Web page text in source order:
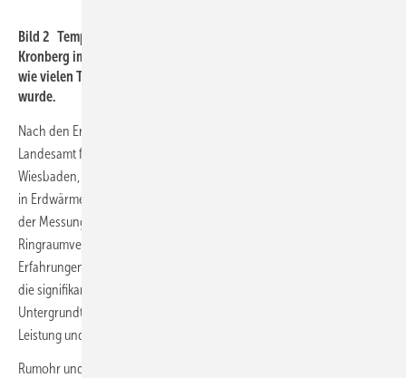
Bild 2 Temperatur-Tiefen-Profile einer Erdwärmesonde in
Kronberg im Taunus. Die Ziffern an den Messkurven geben an, nach
wie vielen Tagen nach der Verfüllung die Messung durchgeführt
wurde.
Nach den Erfahrungen von Dr. Sven Rumohr vom Hessischen
Landesamt für Naturschutz, Umwelt und Geologie (HLNUG),
Wiesbaden, liegen die realen und die gemessenen Temperaturdaten
in Erdwärmesonden oft weit auseinander. Ursache sei der Zeitpunkt
der Messung, der meist drei bis vier Tage nach Einbringen der
Ringraumverfüllung liegt. Diese frühzeitige Messung führe nach den
Erfahrungen des HLNUG zu gemessenen Untergrundtemperaturen,
die signifikant höher liegen können als die per Definition „ungestörte
Untergrundtemperatur“ und damit zu Fehlannahmen hinsichtlich
Leistung und Effizienz der EWS-Wärmepumpenanlage.
Rumohr und sein Team haben deshalb in den letzten fünf Jahren